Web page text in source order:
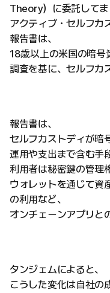
Theory）に委託してま
アクティブ・セルフカ
報告書は、
18歳以上の米国の暗
調査を基に、セルフカ
報告書は、
セルフカストディが暗
運用や支出まで含む手
利用者は秘密鍵の管理
ウォレットを通じて資
の利用など、
オンチェーンアプリと
タンジェムによると、
こうした変化は自社の